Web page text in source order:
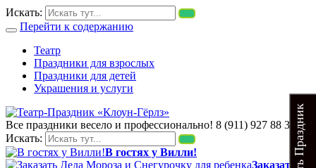
Искать:
Перейти к содержанию
Театр
Праздники для взрослых
Праздники для детей
Украшения и услуги
Театр-Праздник «Клоун-Гёрлз»
Выездные детские спектакли. В гости к Вилли. Заказать
детского аниматора в СПб и Лен обл. Заказать детский
праздник под ключ по тел. 8 (911) 927 88 35. Детские спектакли
Все праздники весело и профессионально! 8 (911) 927 88 35
Искать:
В гостях у Вилли!
Заказать